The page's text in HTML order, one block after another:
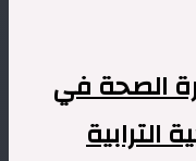
الصحة في
الترابية